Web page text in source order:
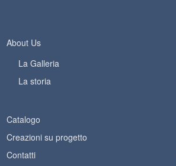
About Us
La Galleria
La storia
Catalogo
Creazioni su progetto
Contatti